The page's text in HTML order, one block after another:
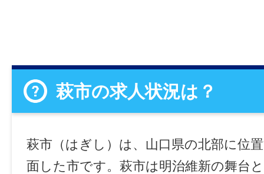
萩市の求人状況は？
萩市（はぎし）は、山口県の北部に位
面した市です。萩市は明治維新の舞台